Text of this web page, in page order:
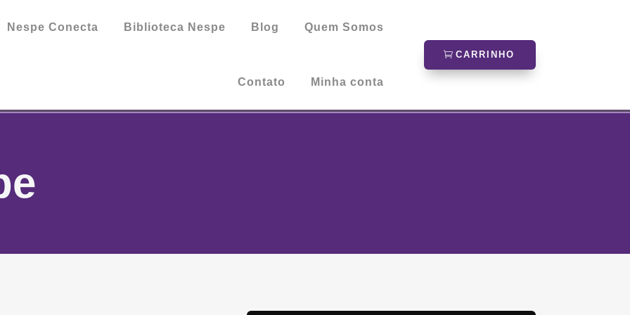
Nespe Conecta Biblioteca Nespe Blog Quem Somos
Contato Minha conta
CARRINHO